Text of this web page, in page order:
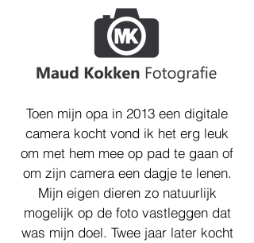
Toen mijn opa in 2013 een digitale
camera kocht vond ik het erg leuk
om met hem mee op pad te gaan of
om zijn camera een dagje te lenen.
Mijn eigen dieren zo natuurlijk
mogelijk op de foto vastleggen dat
was mijn doel. Twee jaar later kocht